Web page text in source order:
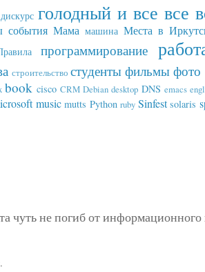
голодный и все все
события Мама машина Места в
программирование
строительство студенты фильмы фото
book cisco CRM Debian desktop DNS emacs
music mutts Python ruby Sinfest solaris
чуть не погиб от информационного